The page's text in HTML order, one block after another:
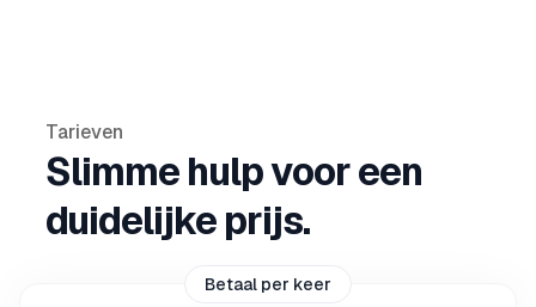
Tarieven
Slimme hulp voor een
duidelijke prijs.
Betaal per keer